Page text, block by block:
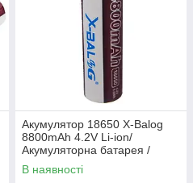
Акумулятор 18650 X-Balog
8800mAh 4.2V Li-ion/
Акумуляторна батарея /
Акумулятор Li-Ion для
ліхтариків
В наявності